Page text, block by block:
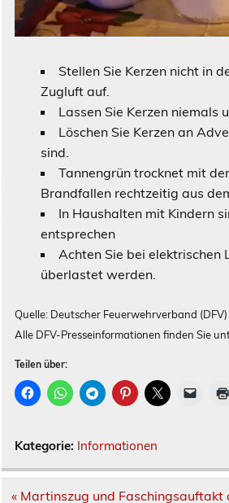
Stellen Sie Kerzen nicht in
Zugluft auf.
Lassen Sie Kerzen niemals
Löschen Sie Kerzen an
sind.
Tannengrün trocknet mit
Brandfallen rechtzeitig aus
In Haushalten mit Kindern
entsprechen
Achten Sie bei elektrischen
überlastet werden.
Quelle: Deutscher Feuerwehrverband (DFV)
Alle DFV-Presseinformationen finden Sie
Teilen über:
Kategorie: Informationen
Beitragsnavigation
« Martinszug und Faschingsauftakt